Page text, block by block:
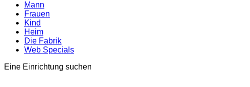
Mann
Frauen
Kind
Heim
Die Fabrik
Web Specials
Eine Einrichtung suchen